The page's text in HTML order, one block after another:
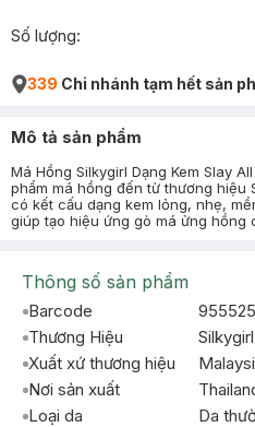
Số lượng:
339 Chi nhánh tạm hết sản
Mô tả sản phẩm
Má Hồng Silkygirl Dạng Kem Slay
phẩm má hồng đến từ thương hiệu
có kết cấu dạng kem lỏng, nhẹ,
giúp tạo hiệu ứng gò má ửng hồng
Thông số sản phẩm
Barcode
Thương Hiệu
Silkygirl
Xuất xứ thương hiệu
Nơi sản xuất
Loại da
Da